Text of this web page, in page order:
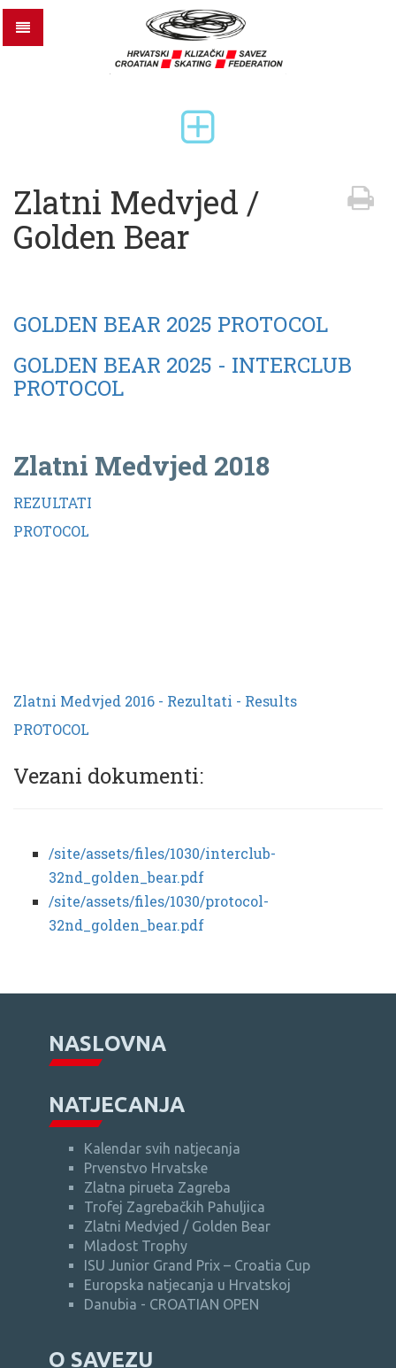
Zlatni Medvjed /
Golden Bear
GOLDEN BEAR 2025 PROTOCOL
GOLDEN BEAR 2025 - INTERCLUB
PROTOCOL
Zlatni Medvjed 2018
REZULTATI
PROTOCOL
Zlatni Medvjed 2016 - Rezultati - Results
PROTOCOL
Vezani dokumenti:
/site/assets/files/1030/interclub-
32nd_golden_bear.pdf
/site/assets/files/1030/protocol-
32nd_golden_bear.pdf
NASLOVNA
NATJECANJA
Kalendar svih natjecanja
Prvenstvo Hrvatske
Zlatna pirueta Zagreba
Trofej Zagrebačkih Pahuljica
Zlatni Medvjed / Golden Bear
Mladost Trophy
ISU Junior Grand Prix – Croatia Cup
Europska natjecanja u Hrvatskoj
Danubia - CROATIAN OPEN
O SAVEZU